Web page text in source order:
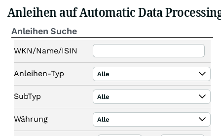
Anleihen auf Automatic Data
Anleihen Suche
WKN/Name/ISIN
Anleihen-Typ Alle
SubTyp Alle
Währung Alle